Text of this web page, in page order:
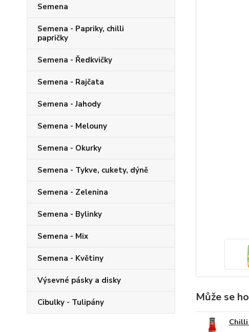
Semena
Semena - Papriky, chilli
papričky
Semena - Ředkvičky
Semena - Rajčata
Semena - Jahody
Semena - Melouny
Semena - Okurky
Semena - Tykve, cukety, dýně
Semena - Zelenina
Semena - Bylinky
Semena - Mix
Semena - Květiny
Výsevné pásky a disky
Cibulky - Tulipány Může se
Chilli